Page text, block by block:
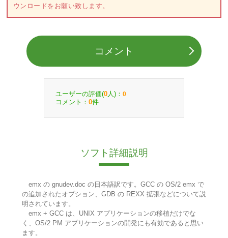
ウンロードをお願い致します。
コメント
ユーザーの評価(0 人)： 0
コメント： 0件
ソフト詳細説明
emx の gnudev.doc の日本語訳です。GCC の OS/2 emx で
の追加されたオプション、GDB の REXX 拡張などについて説
明されています。
emx + GCC は、UNIX アプリケーションの移植だけでな
く、OS/2 PM アプリケーションの開発にも有効であると思い
ます。